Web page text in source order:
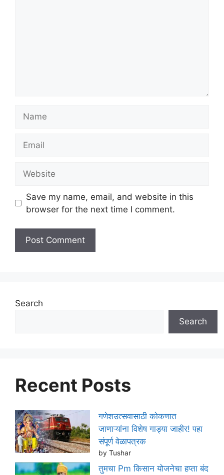
Save my name, email, and website in this
browser for the next time I comment.
Search
Search
Recent Posts
गणेशउत्सवासाठी कोकणात
जाणाऱ्यांना विशेष गाड्या जाहीर! पहा
संपूर्ण वेळापत्रक
by Tushar
तुमचा Pm किसान योजनेचा हप्ता बंद